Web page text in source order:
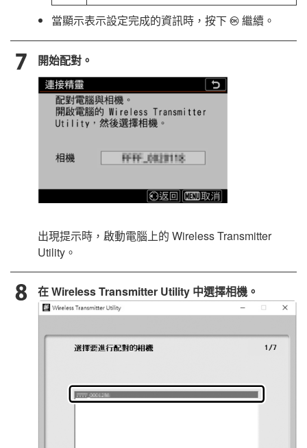
當顯示表示設定完成的資訊時，按下 J 繼續。
開始配對。
出現提示時，啟動電腦上的 Wireless Transmitter
Utility 。
在Wireless Transmitter Utility 中選擇相機。